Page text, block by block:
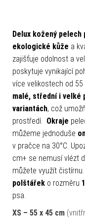
Delux kožený
ekologické kůže a
zajišťuje odolnost a
poskytuje vynikající
více velikostech od
malé, střední i velké
variantách, což
prostředí. Okraje
můžeme jednoduše
v pračce na 30°C.
cm+ se nemusí vlézt
můžete využít
polštářek o rozměru
psa.
XS – 55 x 45 cm